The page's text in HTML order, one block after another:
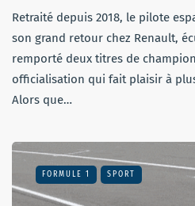
Retraité depuis 2018, le pilote
son grand retour chez Renault,
remporté deux titres de
officialisation qui fait plaisir à
Alors que…
FORMULE 1 SPORT